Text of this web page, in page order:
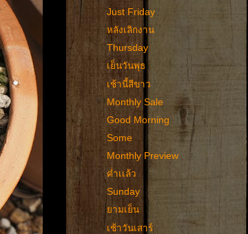
Just Friday
หลังเลิกงาน
Thursday
เย็นวันพุธ
เช้านี้สีขาว
Monthly Sale
Good Morning
Some
Monthly Preview
ค่ำเเล้ว
Sunday
ยามเย็น
เช้าวันเสาร์